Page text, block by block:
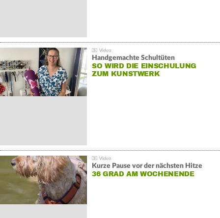
Handgemachte Schultüten
SO WIRD DIE EINSCHULUNG
ZUM KUNSTWERK
Kurze Pause vor der nächsten Hitze
36 GRAD AM WOCHENENDE